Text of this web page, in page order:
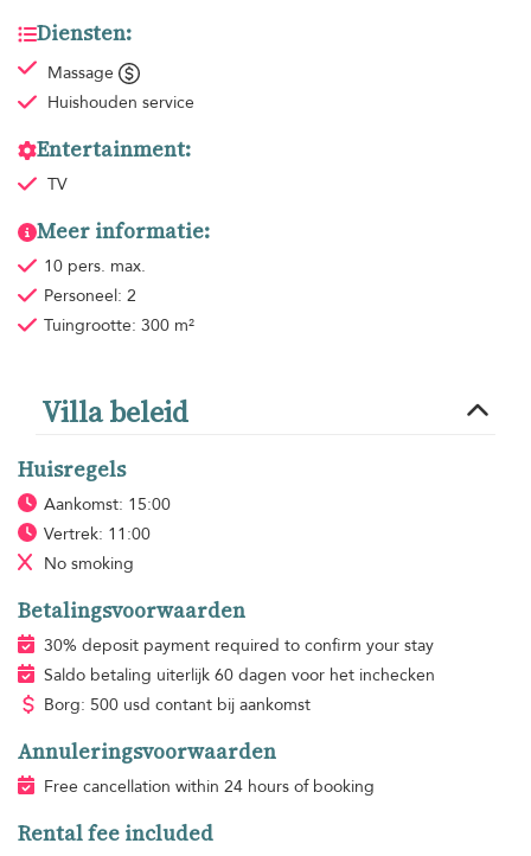
Diensten:
Massage
Huishouden service
Entertainment:
TV
Meer informatie:
10 pers. max.
Personeel: 2
Tuingrootte: 300 m²
Villa beleid
Huisregels
Aankomst: 15:00
Vertrek: 11:00
No smoking
Betalingsvoorwaarden
30% deposit payment required to confirm your stay
Saldo betaling uiterlijk 60 dagen voor het inchecken
Borg: 500 usd contant bij aankomst
Annuleringsvoorwaarden
Free cancellation within 24 hours of booking
Rental fee included